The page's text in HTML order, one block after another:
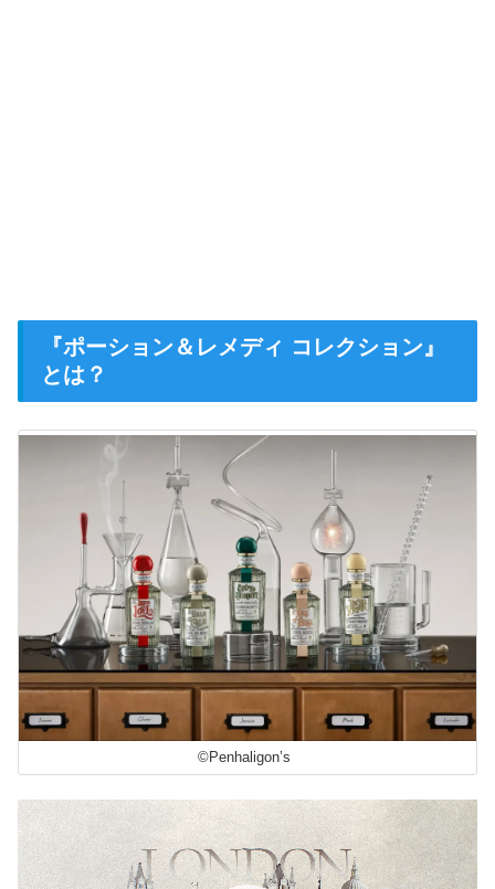
『ポーション＆レメディ コレクション』
とは？
©Penhaligon’s
動
画